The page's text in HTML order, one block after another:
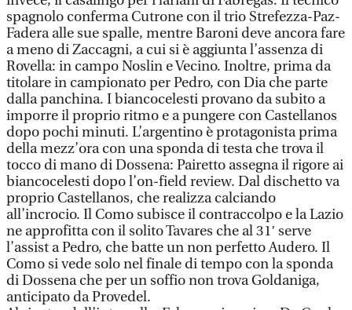
spagnolo conferma Cutrone con il trio Strefezza-Paz-
Fadera alle sue spalle, mentre Baroni deve ancora fare
a meno di Zaccagni, a cui si è aggiunta l’assenza di
Rovella: in campo Noslin e Vecino. Inoltre, prima da
titolare in campionato per Pedro, con Dia che parte
dalla panchina. I biancocelesti provano da subito a
imporre il proprio ritmo e a pungere con Castellanos
dopo pochi minuti. L’argentino è protagonista prima
della mezz’ora con una sponda di testa che trova il
tocco di mano di Dossena: Pairetto assegna il rigore ai
biancocelesti dopo l’on-field review. Dal dischetto va
proprio Castellanos, che realizza calciando
all’incrocio. Il Como subisce il contraccolpo e la Lazio
ne approfitta con il solito Tavares che al 31′ serve
l’assist a Pedro, che batte un non perfetto Audero. Il
Como si vede solo nel finale di tempo con la sponda
di Dossena che per un soffio non trova Goldaniga,
anticipato da Provedel.